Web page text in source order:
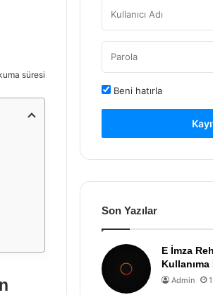
süresi
Beni hatırla
Son Yazılar
E İmza
Admin